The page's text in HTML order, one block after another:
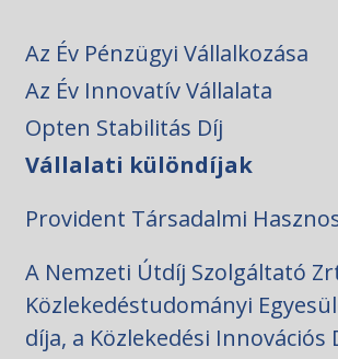
Az Év Pénzügyi Vállalkozása
Az Év Innovatív Vállalata
Opten Stabilitás Díj
Vállalati különdíjak
Provident Társadalmi
A Nemzeti Útdíj Szolgáltató
Közlekedéstudományi
díja, a Közlekedési Innovációs